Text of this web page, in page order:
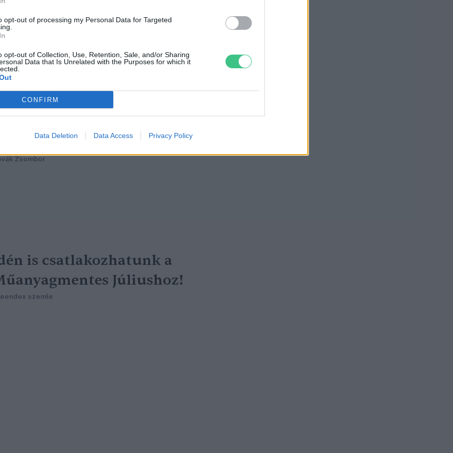
opt-out of processing my Personal Data for Targeted
opt-out of Collection, Use, Retention, Sale, and/or Sharing
Data that Is Unrelated with the Purposes for which it
CONFIRM
Data Deletion Data Access Privacy Policy
szemle
műanyagmentes júliusba
Zsombor
is csatlakozhatunk a
Júliushoz!
szemle